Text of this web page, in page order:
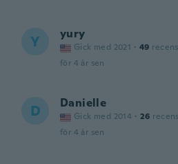
Y yury
Gick med 2021 · 49
för 4 år sen
D Danielle
Gick med 2014 · 26
för 4 år sen